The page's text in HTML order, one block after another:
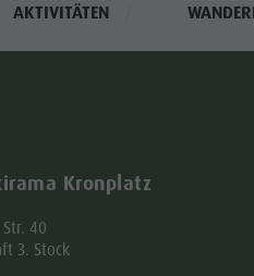
AKTIVITÄTEN
Kronplatz
40
3. Stock